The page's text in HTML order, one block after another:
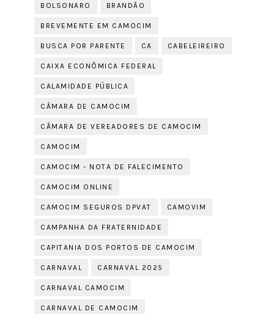
BOLSONARO BRANDÃO
BREVEMENTE EM CAMOCIM
BUSCA POR PARENTE CA CABELEIREIRO
CAIXA ECONÔMICA FEDERAL
CALAMIDADE PÚBLICA
CÂMARA DE CAMOCIM
CÂMARA DE VEREADORES DE CAMOCIM
CAMOCIM
CAMOCIM - NOTA DE FALECIMENTO
CAMOCIM ONLINE
CAMOCIM SEGUROS DPVAT CAMOVIM
CAMPANHA DA FRATERNIDADE
CAPITANIA DOS PORTOS DE CAMOCIM
CARNAVAL CARNAVAL 2025
CARNAVAL CAMOCIM
CARNAVAL DE CAMOCIM